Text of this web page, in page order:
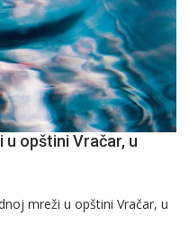
u opštini Vračar, u
mreži u opštini Vračar, u